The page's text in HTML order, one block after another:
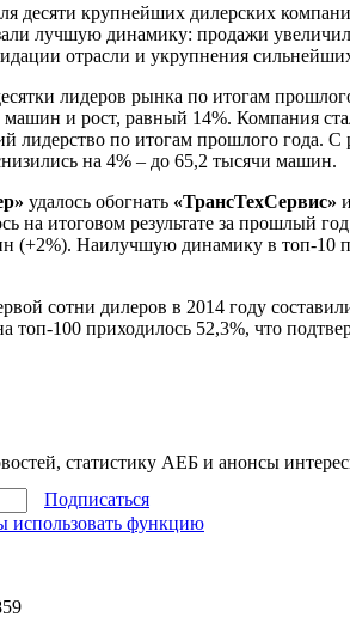
десяти крупнейших дилерских
лучшую динамику: продажи
отрасли и укрупнения
лидеров рынка по итогам
и рост, равный 14%. Компания
лидерство по итогам прошлого года.
на 4% – до 65,2 тысячи машин.
удалось обогнать «ТрансТехСервис»
на итоговом результате за прошлый
(+2%). Наилучшую динамику в топ-10
сотни дилеров в 2014 году
топ-100 приходилось 52,3%, что
статистику АЕБ и анонсы
Подписаться